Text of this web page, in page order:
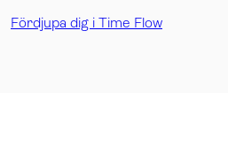
Fördjupa dig i Time Flow